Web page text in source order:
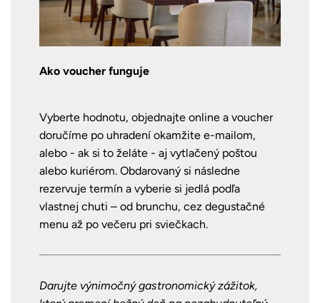
Ako voucher funguje
Vyberte hodnotu, objednajte online a voucher
doručíme po uhradení okamžite e-mailom,
alebo - ak si to želáte - aj vytlačený poštou
alebo kuriérom. Obdarovaný si následne
rezervuje termín a vyberie si jedlá podľa
vlastnej chuti – od brunchu, cez degustačné
menu až po večeru pri sviečkach.
Darujte výnimočný gastronomický zážitok,